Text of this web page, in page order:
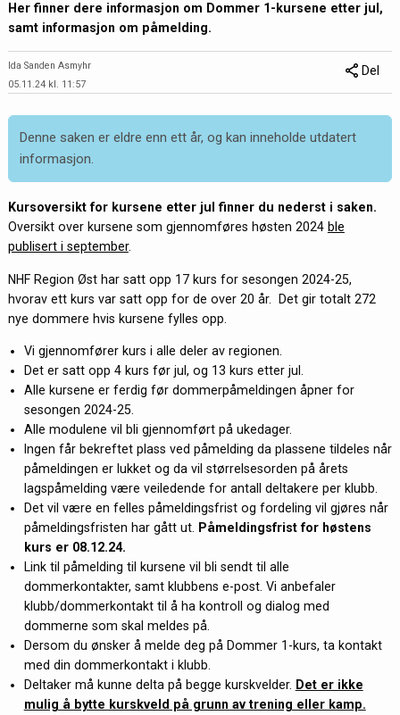
Her finner dere informasjon om Dommer 1-kursene etter jul,
samt informasjon om påmelding.
Ida Sanden Asmyhr
05.11.24 kl. 11:57
Del
Denne saken er eldre enn ett år, og kan inneholde utdatert
informasjon.
Kursoversikt for kursene etter jul finner du nederst i saken.
Oversikt over kursene som gjennomføres høsten 2024 ble
publisert i september.
NHF Region Øst har satt opp 17 kurs for sesongen 2024-25,
hvorav ett kurs var satt opp for de over 20 år. Det gir totalt 272
nye dommere hvis kursene fylles opp.
Vi gjennomfører kurs i alle deler av regionen.
Det er satt opp 4 kurs før jul, og 13 kurs etter jul.
Alle kursene er ferdig før dommerpåmeldingen åpner for
sesongen 2024-25.
Alle modulene vil bli gjennomført på ukedager.
Ingen får bekreftet plass ved påmelding da plassene tildeles når
påmeldingen er lukket og da vil størrelsesorden på årets
lagspåmelding være veiledende for antall deltakere per klubb.
Det vil være en felles påmeldingsfrist og fordeling vil gjøres når
påmeldingsfristen har gått ut.
Påmeldingsfrist for høstens
kurs er 08.12.24.
Link til påmelding til kursene vil bli sendt til alle
dommerkontakter, samt klubbens e-post. Vi anbefaler
klubb/dommerkontakt til å ha kontroll og dialog med
dommerne som skal meldes på.
Dersom du ønsker å melde deg på Dommer 1-kurs, ta kontakt
med din dommerkontakt i klubb.
Deltaker må kunne delta på begge kurskvelder. Det er ikke
mulig å bytte kurskveld på grunn av trening eller kamp.